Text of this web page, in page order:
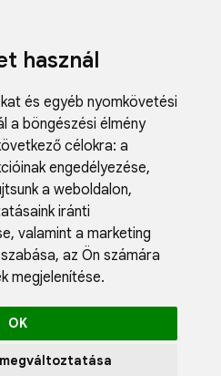
használ
és egyéb nyomkövetési
a böngészési élmény
célokra: a
engedélyezése,
a weboldalon,
iránti
valamint a marketing
, az Ön számára
megjelenítése.
OK
Blog